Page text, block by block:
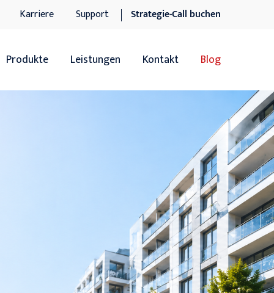
Karriere Support Strategie-Call buchen
Produkte
DocuWare DMS Add-ons
Docuware connect to Sage 100
Leistungen Kontakt Blog